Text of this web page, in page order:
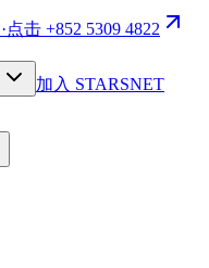
·点击 +852 5309 4822
加入 STARSNET